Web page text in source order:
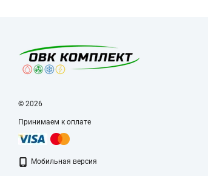
© 2026
Принимаем к оплате
Мобильная версия